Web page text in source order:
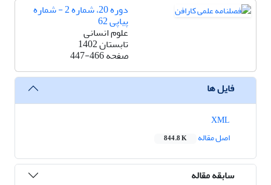
دوره 20، شماره 2 - شماره
پیاپی 62
علوم انسانی
تابستان 1402
صفحه447-466
فایل ها
اصل مقاله
844.8 K
سابقه مقاله